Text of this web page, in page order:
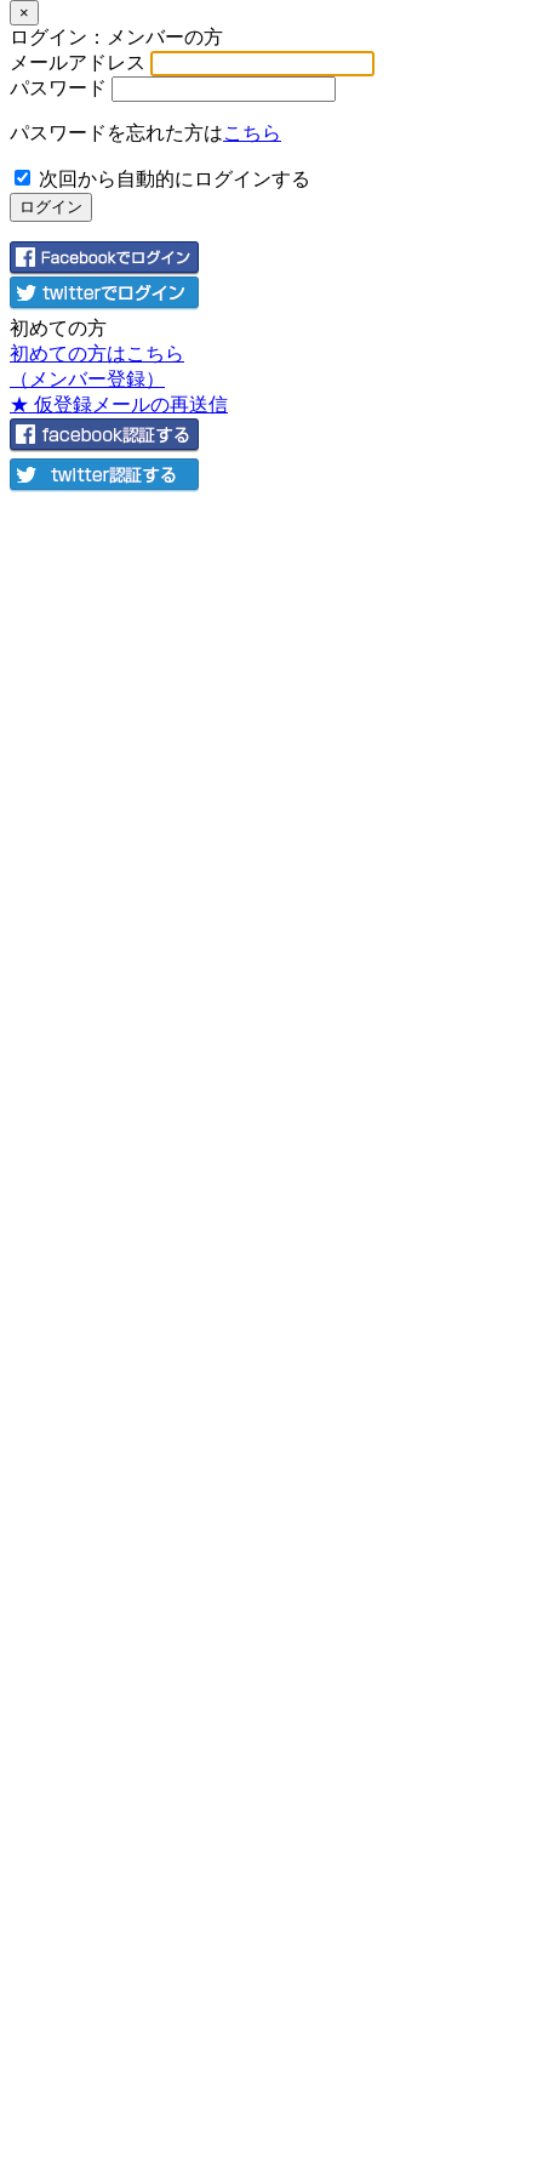
×
ログイン：メンバーの方
メールアドレス
パスワード
パスワードを忘れた方はこちら
次回から自動的にログインする
初めての方
初めての方はこちら
（メンバー登録）
★ 仮登録メールの再送信